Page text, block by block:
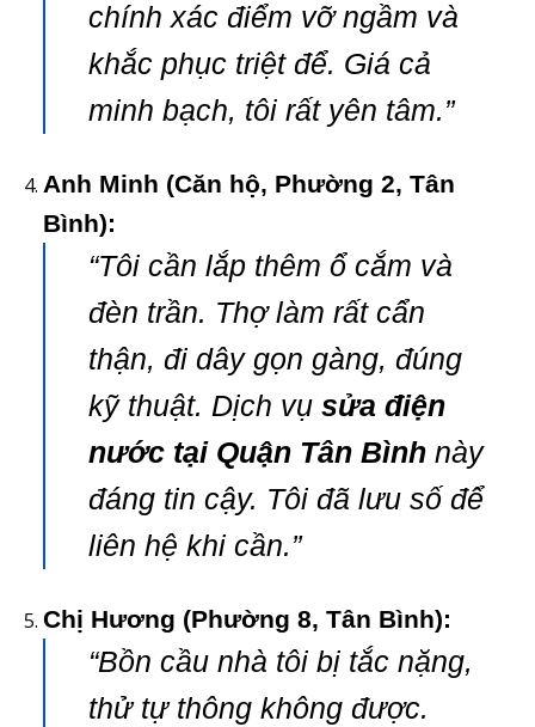
chính xác điểm vỡ ngầm và
khắc phục triệt để. Giá cả
minh bạch, tôi rất yên tâm.”
Anh Minh (Căn hộ, Phường 2, Tân
Bình):
“Tôi cần lắp thêm ổ cắm và
đèn trần. Thợ làm rất cẩn
thận, đi dây gọn gàng, đúng
kỹ thuật. Dịch vụ sửa điện
nước tại Quận Tân Bìnhnày
đáng tin cậy. Tôi đã lưu số để
liên hệ khi cần.”
Chị Hương (Phường 8, Tân Bình):
“Bồn cầu nhà tôi bị tắc nặng,
thử tự thông không được.